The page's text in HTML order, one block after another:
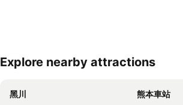
展開地圖
Explore nearby attractions
黑川
熊本車站